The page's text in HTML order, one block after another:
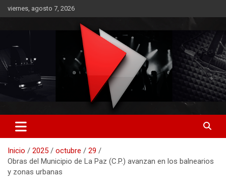
Saltar
al
viernes, agosto 7, 2026
RO CONTENIDOS
Inicio 2025 octubre
29
Obras del Municipio de La Paz (C.P.) avanzan en los balnearios
y zonas urbanas